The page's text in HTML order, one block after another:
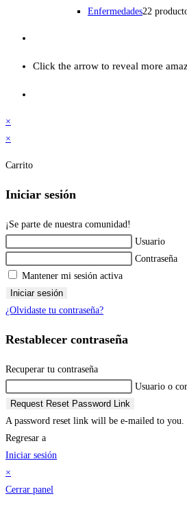
Enfermedades22
Click the arrow to reveal more
×
×
Carrito
Iniciar sesión
¡Se parte de nuestra comunidad!
Usuario
Contraseña
Mantener mi sesión activa
Iniciar sesión
¿Olvidaste tu contraseña?
Restablecer contraseña
Recuperar tu contraseña
Usuario o
Request Reset Password Link
A password reset link will be e-mailed to you.
Regresar a
Iniciar sesión
×
Cerrar panel